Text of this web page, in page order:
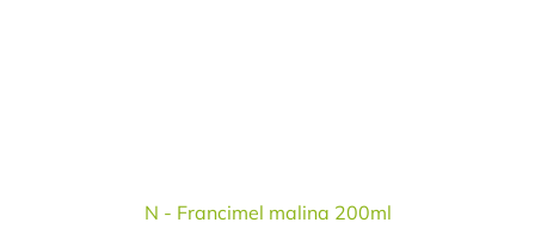
N - Francimel malina 200ml